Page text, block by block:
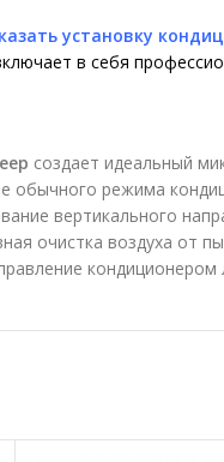
установку
в себя
создает идеальный
обычного режима
вертикального
очистка воздуха от